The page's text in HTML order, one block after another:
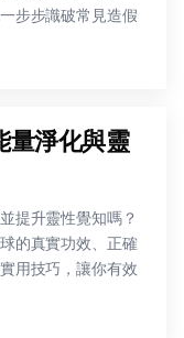
步步識破常見造假
量淨化與靈
提升靈性覺知嗎？
的真實功效、正確
用技巧，讓你有效